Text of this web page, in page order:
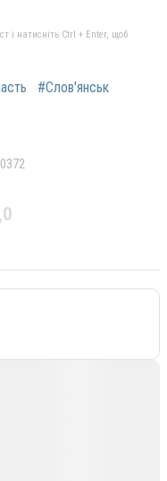
і натисніть Ctrl + Enter, щоб
#Слов'янськ